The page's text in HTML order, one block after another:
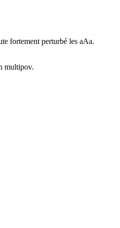
fortement perturbé les aAa.
multipov.